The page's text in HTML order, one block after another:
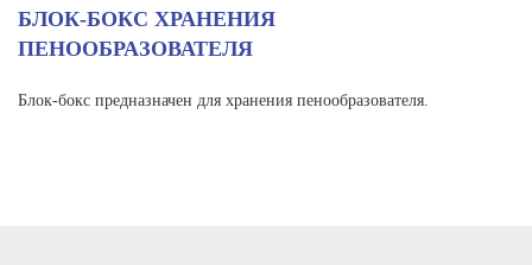
БЛОК-БОКС ХРАНЕНИЯ
ПЕНООБРАЗОВАТЕЛЯ
Блок-бокс предназначен для хранения пенообразователя.